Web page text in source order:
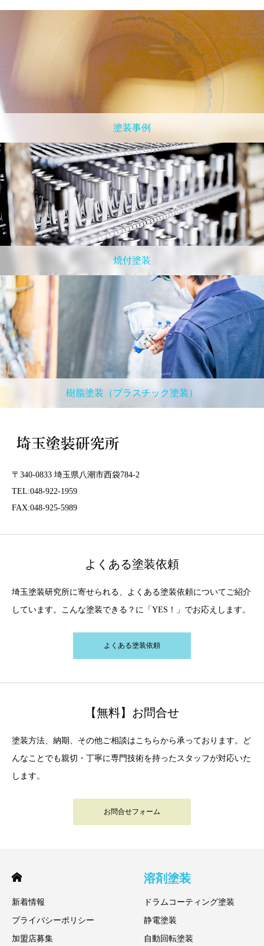
塗装事例
焼付塗装
樹脂塗装（プラスチック塗装）
〒340-0833 埼玉県八潮市西袋784-2
TEL:048-922-1959
FAX:048-925-5989
よくある塗装依頼
埼玉塗装研究所に寄せられる、よくある塗装依頼についてご紹介
しています。こんな塗装できる？に「YES！」でお応えします。
よくある塗装依頼
【無料】お問合せ
塗装方法、納期、その他ご相談はこちらから承っております。ど
んなことでも親切・丁寧に専門技術を持ったスタッフが対応いた
します。
お問合せフォーム
新着情報
プライバシーポリシー
加盟店募集
溶剤塗装
ドラムコーティング塗装
静電塗装
自動回転塗装